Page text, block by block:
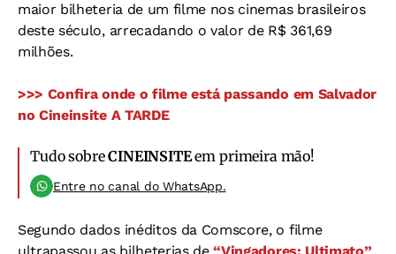
maior bilheteria de um filme nos cinemas brasileiros
deste século, arrecadando o valor de R$ 361,69
milhões.
>>> Confira onde o filme está passando em Salvador
no Cineinsite A TARDE
Tudo sobreCINEINSITEem primeira mão!
Entre no canal do WhatsApp.
Segundo dados inéditos da Comscore, o filme